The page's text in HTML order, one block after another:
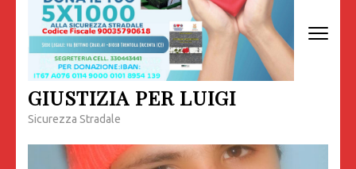
invio)
GIUSTIZIA PER LUIGI
Sicurezza Stradale